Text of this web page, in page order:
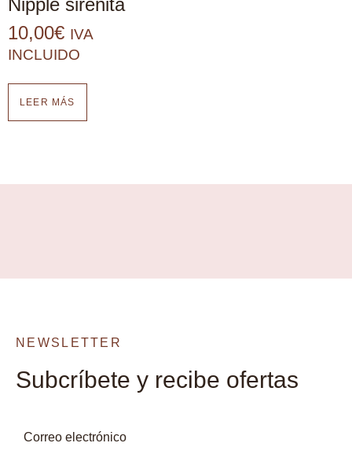
Nipple sirenita
10,00€ IVA
INCLUIDO
LEER MÁS
NEWSLETTER
Subcríbete y recibe ofertas
Correo electrónico